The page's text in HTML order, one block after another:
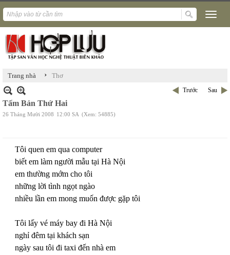
Trang nhà › Thơ
Trước Sau
Tấm Bản Thứ Hai
26 Tháng Mười 2008 12:00 SA (Xem: 54885)
Tôi quen em qua computer
biết em làm người mẫu tại Hà Nội
em thường mớm cho tôi
những lời tình ngọt ngào
nhiều lần em mong muốn được gặp tôi
Tôi lấy vé máy bay đi Hà Nội
nghỉ đêm tại khách sạn
ngày sau tôi đi taxi đến nhà em